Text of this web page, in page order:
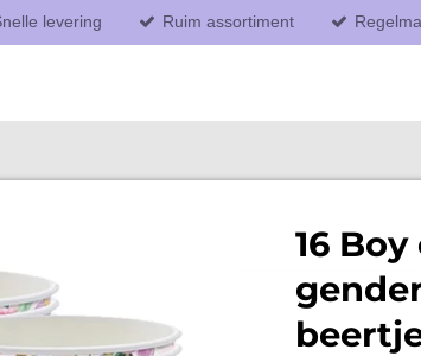
levering Ruim assortiment
16